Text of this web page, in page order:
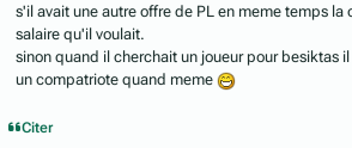
s'il avait une autre offre de PL en meme temps la
salaire qu'il voulait.
sinon quand il cherchait un joueur pour besiktas
un compatriote quand meme
Citer